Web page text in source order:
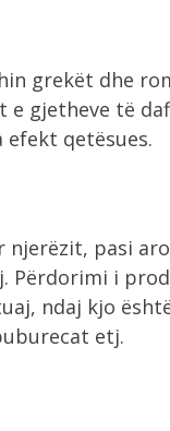
grekët dhe
e gjetheve të
efekt qetësues.
njerëzit, pasi
Përdorimi i
ndaj kjo
etj.